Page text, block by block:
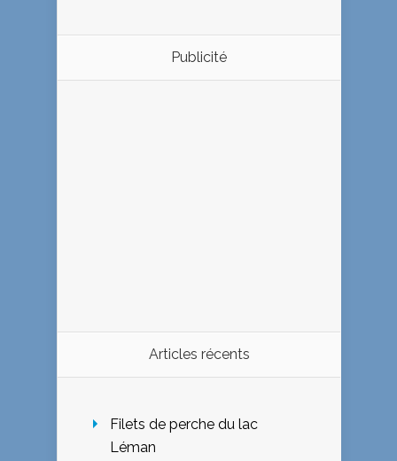
Publicité
Articles récents
Filets de perche du lac
Léman